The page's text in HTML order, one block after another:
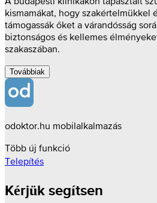
kismamákat, hogy szakértelmükkel
támogassák őket a várandósság
biztonságos és kellemes
szakaszában.
Továbbiak
odoktor.hu mobilalkalmazás
Több új funkció
Telepítés
Kérjük segítsen